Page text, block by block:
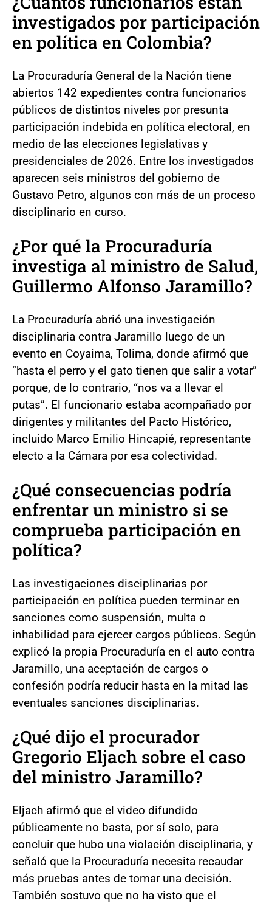
investigados por participación
en política en Colombia?
La Procuraduría General de la Nación tiene
abiertos 142 expedientes contra funcionarios
públicos de distintos niveles por presunta
participación indebida en política electoral, en
medio de las elecciones legislativas y
presidenciales de 2026. Entre los investigados
aparecen seis ministros del gobierno de
Gustavo Petro, algunos con más de un proceso
disciplinario en curso.
¿Por qué la Procuraduría
investiga al ministro de Salud,
Guillermo Alfonso Jaramillo?
La Procuraduría abrió una investigación
disciplinaria contra Jaramillo luego de un
evento en Coyaima, Tolima, donde afirmó que
“hasta el perro y el gato tienen que salir a votar”
porque, de lo contrario, “nos va a llevar el
putas”. El funcionario estaba acompañado por
dirigentes y militantes del Pacto Histórico,
incluido Marco Emilio Hincapié, representante
electo a la Cámara por esa colectividad.
¿Qué consecuencias podría
enfrentar un ministro si se
comprueba participación en
política?
Las investigaciones disciplinarias por
participación en política pueden terminar en
sanciones como suspensión, multa o
inhabilidad para ejercer cargos públicos. Según
explicó la propia Procuraduría en el auto contra
Jaramillo, una aceptación de cargos o
confesión podría reducir hasta en la mitad las
eventuales sanciones disciplinarias.
¿Qué dijo el procurador
Gregorio Eljach sobre el caso
del ministro Jaramillo?
Eljach afirmó que el video difundido
públicamente no basta, por sí solo, para
concluir que hubo una violación disciplinaria, y
señaló que la Procuraduría necesita recaudar
más pruebas antes de tomar una decisión.
También sostuvo que no ha visto que el